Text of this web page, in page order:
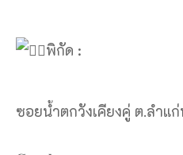
พิกัด :
ซอยน้ำตกวังเคียงคู่​ ต.ลำแ